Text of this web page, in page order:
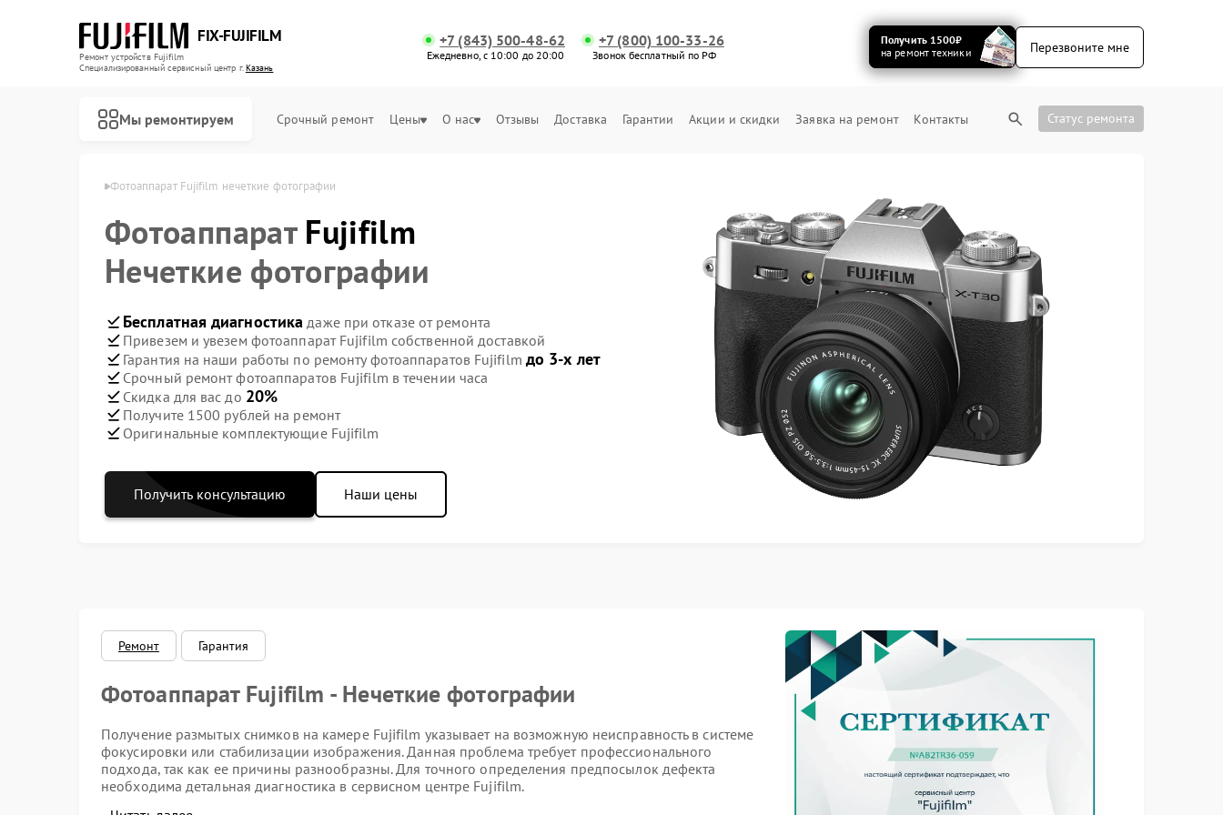
FIX-FUJIFILM
Ремонт устройств Fujifilm
Специализированный cервисный центр г.Казань
+7 (843) 500-48-62
Ежедневно, с 10:00 до 20:00
+7 (800) 100-33-26
Звонок бесплатный по РФ
Получить 1500₽
на ремонт техники
Перезвоните мне
Мы ремонтируем Срочный ремонт Цены О нас Отзывы Доставка Гарантии Акции и скидки Заявка на ремонт Контакты Статус ремонта
Фотоаппарат Fujifilm нечеткие фотографии
Фотоаппарат Fujifilm
Нечеткие фотографии
Бесплатная диагностика даже при отказе от ремонта
Привезем и увезем фотоаппарат Fujifilm собственной доставкой
Гарантия на наши работы по ремонту фотоаппаратов Fujifilm до 3-х лет
Срочный ремонт фотоаппаратов Fujifilm в течении часа
Скидка для вас до 20%
Получите 1500 рублей на ремонт
Оригинальные комплектующие Fujifilm
Получить консультацию Наши цены
Ремонт Гарантия
Фотоаппарат Fujifilm - Нечеткие фотографии
Получение размытых снимков на камере Fujifilm указывает на возможную неисправность в системе
фокусировки или стабилизации изображения. Данная проблема требует профессионального
подхода, так как ее причины разнообразны. Для точного определения предпосылок дефекта
необходима детальная диагностика в сервисном центре Fujifilm.